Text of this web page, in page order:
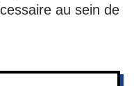
au sein de